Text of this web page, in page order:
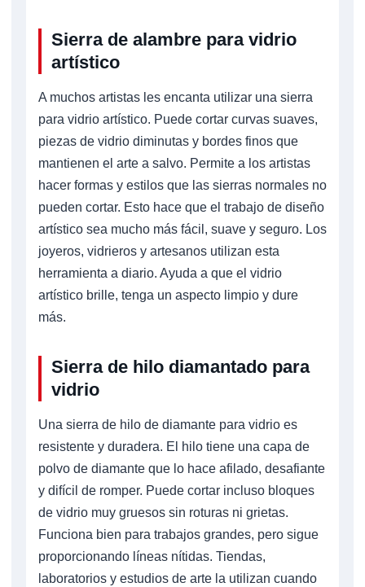
Sierra de alambre para vidrio
artístico
A muchos artistas les encanta utilizar una sierra
para vidrio artístico. Puede cortar curvas suaves,
piezas de vidrio diminutas y bordes finos que
mantienen el arte a salvo. Permite a los artistas
hacer formas y estilos que las sierras normales no
pueden cortar. Esto hace que el trabajo de diseño
artístico sea mucho más fácil, suave y seguro. Los
joyeros, vidrieros y artesanos utilizan esta
herramienta a diario. Ayuda a que el vidrio
artístico brille, tenga un aspecto limpio y dure
más.
Sierra de hilo diamantado para
vidrio
Una sierra de hilo de diamante para vidrio es
resistente y duradera. El hilo tiene una capa de
polvo de diamante que lo hace afilado, desafiante
y difícil de romper. Puede cortar incluso bloques
de vidrio muy gruesos sin roturas ni grietas.
Funciona bien para trabajos grandes, pero sigue
proporcionando líneas nítidas. Tiendas,
laboratorios y estudios de arte la utilizan cuando